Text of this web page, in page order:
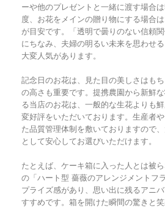
ーや他のプレゼントと一緒に渡す場合
度、お花をメインの贈り物にする場合
が目安です。「透明で曇りのない信頼
にちなみ、夫婦の明るい未来を思わせ
大変人気があります。
記念日のお花は、見た目の美しさはも
の高さも重要です。提携農園から新鮮
る当店のお花は、一般的な生花よりも
変好評をいただいております。生産者
た品質管理体制を敷いておりますので
として安心してお選びいただけます。
たとえば、ケーキ箱に入った人とは被
の「ハート型 薔薇のアレンジメントフ
プライズ感があり、思い出に残るアニ
すすめです。箱を開けた瞬間の驚きと笑